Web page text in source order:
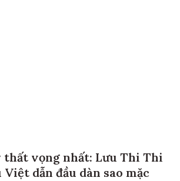
thất vọng nhất: Lưu Thi Thi
Việt dẫn đầu dàn sao mặc